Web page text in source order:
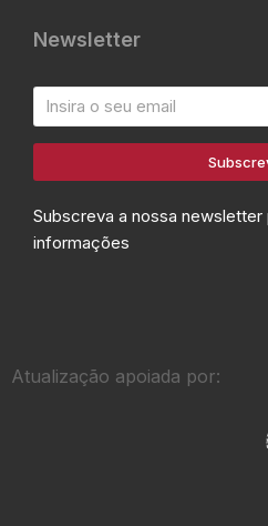
Newsletter
Subscreva a nossa
informações
Atualização apoiada por: